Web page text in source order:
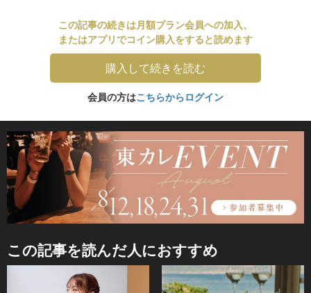
この記事の続きは月額プラン会員への加入、
またはアプリでコイン購入をすると読めます
購入して続きを読む
会員の方はこちらからログイン
この記事を読んだ人におすすめ